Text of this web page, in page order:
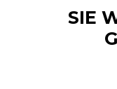
SIE